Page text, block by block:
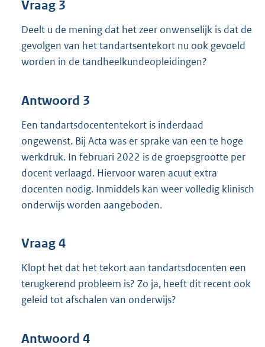
Vraag 3
Deelt u de mening dat het zeer onwenselijk is dat de
gevolgen van het tandartsentekort nu ook gevoeld
worden in de tandheelkundeopleidingen?
Antwoord 3
Een tandartsdocententekort is inderdaad
ongewenst. Bij Acta was er sprake van een te hoge
werkdruk. In februari 2022 is de groepsgrootte per
docent verlaagd. Hiervoor waren acuut extra
docenten nodig. Inmiddels kan weer volledig klinisch
onderwijs worden aangeboden.
Vraag 4
Klopt het dat het tekort aan tandartsdocenten een
terugkerend probleem is? Zo ja, heeft dit recent ook
geleid tot afschalen van onderwijs?
Antwoord 4